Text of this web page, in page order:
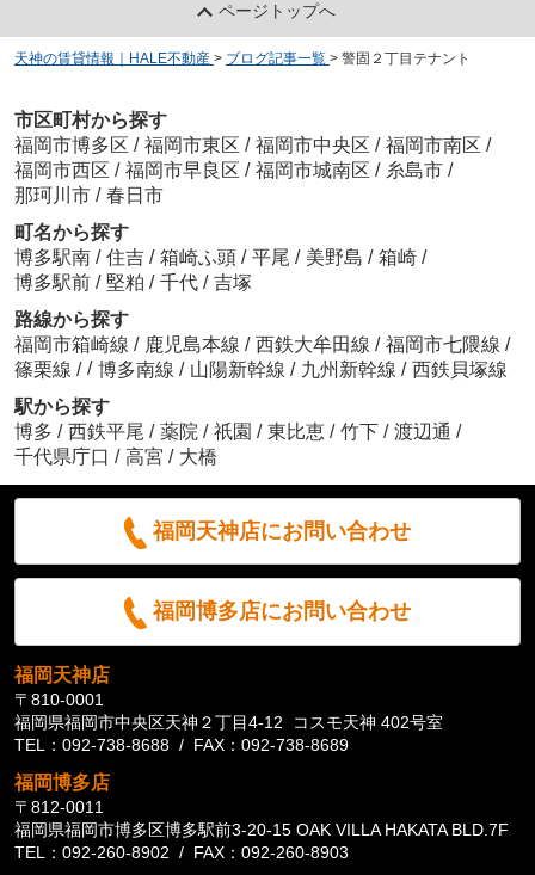
ページトップへ
天神の賃貸情報｜HALE不動産 > ブログ記事一覧 > 警固２丁目テナント
市区町村から探す
福岡市博多区 / 福岡市東区 / 福岡市中央区 / 福岡市南区 /
福岡市西区 / 福岡市早良区 / 福岡市城南区 / 糸島市 /
那珂川市 / 春日市
町名から探す
博多駅南 / 住吉 / 箱崎ふ頭 / 平尾 / 美野島 / 箱崎 /
博多駅前 / 堅粕 / 千代 / 吉塚
路線から探す
福岡市箱崎線 / 鹿児島本線 / 西鉄大牟田線 / 福岡市七隈線 /
篠栗線 / / 博多南線 / 山陽新幹線 / 九州新幹線 / 西鉄貝塚線
駅から探す
博多 / 西鉄平尾 / 薬院 / 祇園 / 東比恵 / 竹下 / 渡辺通 /
千代県庁口 / 高宮 / 大橋
福岡天神店にお問い合わせ
福岡博多店にお問い合わせ
福岡天神店
〒810-0001
福岡県福岡市中央区天神２丁目4-12 コスモ天神 402号室
TEL：092-738-8688 / FAX：092-738-8689
福岡博多店
〒812-0011
福岡県福岡市博多区博多駅前3-20-15 OAK VILLA HAKATA BLD.7F
TEL：092-260-8902 / FAX：092-260-8903